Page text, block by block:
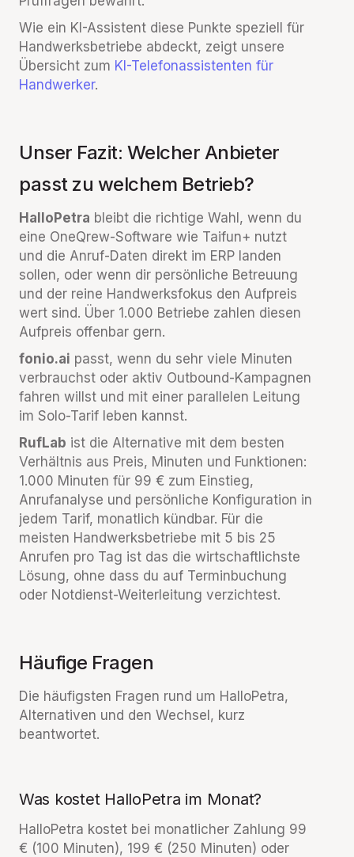
Wie ein KI-Assistent diese Punkte speziell für
Handwerksbetriebe abdeckt, zeigt unsere
Übersicht zum KI-Telefonassistenten für
Handwerker.
Unser Fazit: Welcher Anbieter
passt zu welchem Betrieb?
HalloPetra bleibt die richtige Wahl, wenn du
eine OneQrew-Software wie Taifun+ nutzt
und die Anruf-Daten direkt im ERP landen
sollen, oder wenn dir persönliche Betreuung
und der reine Handwerksfokus den Aufpreis
wert sind. Über 1.000 Betriebe zahlen diesen
Aufpreis offenbar gern.
fonio.ai passt, wenn du sehr viele Minuten
verbrauchst oder aktiv Outbound-Kampagnen
fahren willst und mit einer parallelen Leitung
im Solo-Tarif leben kannst.
RufLab ist die Alternative mit dem besten
Verhältnis aus Preis, Minuten und Funktionen:
1.000 Minuten für 99 € zum Einstieg,
Anrufanalyse und persönliche Konfiguration in
jedem Tarif, monatlich kündbar. Für die
meisten Handwerksbetriebe mit 5 bis 25
Anrufen pro Tag ist das die wirtschaftlichste
Lösung, ohne dass du auf Terminbuchung
oder Notdienst-Weiterleitung verzichtest.
Häufige Fragen
Die häufigsten Fragen rund um HalloPetra,
Alternativen und den Wechsel, kurz
beantwortet.
Was kostet HalloPetra im Monat?
HalloPetra kostet bei monatlicher Zahlung 99
€ (100 Minuten), 199 € (250 Minuten) oder